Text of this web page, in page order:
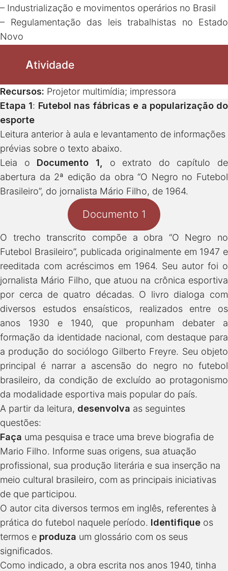
– Industrialização e movimentos operários no Brasil
– Regulamentação das leis trabalhistas no Estado
Novo
Atividade
Recursos: Projetor multimídia; impressora
Etapa 1: Futebol nas fábricas e a popularização do
esporte
Leitura anterior à aula e levantamento de informações
prévias sobre o texto abaixo.
Leia o Documento 1, o extrato do capítulo de
abertura da 2ª edição da obra “O Negro no Futebol
Brasileiro”, do jornalista Mário Filho, de 1964.
Documento 1
O trecho transcrito compõe a obra “O Negro no
Futebol Brasileiro”, publicada originalmente em 1947 e
reeditada com acréscimos em 1964. Seu autor foi o
jornalista Mário Filho, que atuou na crônica esportiva
por cerca de quatro décadas. O livro dialoga com
diversos estudos ensaísticos, realizados entre os
anos 1930 e 1940, que propunham debater a
formação da identidade nacional, com destaque para
a produção do sociólogo Gilberto Freyre. Seu objeto
principal é narrar a ascensão do negro no futebol
brasileiro, da condição de excluído ao protagonismo
da modalidade esportiva mais popular do país.
A partir da leitura, desenvolva as seguintes
questões:
Faça uma pesquisa e trace uma breve biografia de
Mario Filho. Informe suas origens, sua atuação
profissional, sua produção literária e sua inserção na
meio cultural brasileiro, com as principais iniciativas
de que participou.
O autor cita diversos termos em inglês, referentes à
prática do futebol naquele período. Identifique os
termos e produza um glossário com os seus
significados.
Como indicado, a obra escrita nos anos 1940, tinha